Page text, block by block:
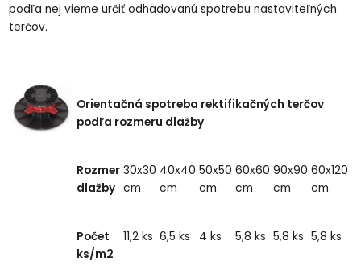
podľa nej vieme určiť odhadovanú spotrebu nastaviteľných
terčov.
Orientačná spotreba rektifikačných terčov
podľa rozmeru dlažby
Rozmer
dlažby
30x30
cm
40x40
cm
50x50
cm
60x60
cm
90x90
cm
60x120
cm
Počet
ks/m2
11,2 ks 6,5 ks 4 ks 5,8 ks 5,8 ks 5,8 ks